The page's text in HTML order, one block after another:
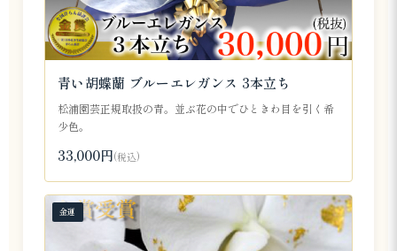
青い胡蝶蘭 ブルーエレガンス 3本立ち
松浦園芸正規取扱の青。並ぶ花の中でひときわ目を引く希
少色。
33,000円(税込)
金運